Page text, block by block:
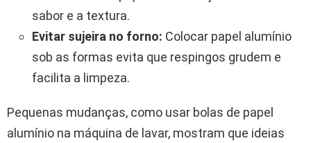
sabor e a textura.
Evitar sujeira no forno: Colocar papel alumínio
sob as formas evita que respingos grudem e
facilita a limpeza.
Pequenas mudanças, como usar bolas de papel
alumínio na máquina de lavar, mostram que ideias